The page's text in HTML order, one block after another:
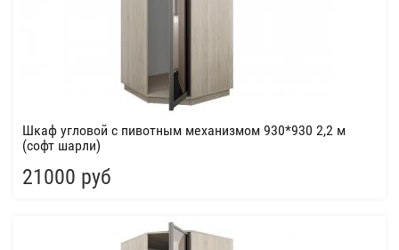
Шкаф угловой с пивотным механизмом 930*930 2,2 м
(софт шарли)
21000 руб